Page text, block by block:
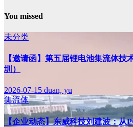
You missed
未分类
【邀请函】第五届锂电池集流体技
圳）
2026-07-15 duan, yu
集流体
【企业动态】东威科技刘建波：从